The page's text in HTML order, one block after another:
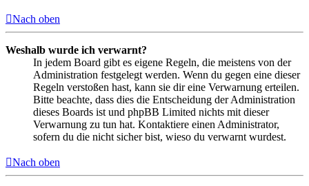
Nach oben
Weshalb wurde ich verwarnt?
In jedem Board gibt es eigene Regeln, die meistens von der
Administration festgelegt werden. Wenn du gegen eine dieser
Regeln verstoßen hast, kann sie dir eine Verwarnung erteilen.
Bitte beachte, dass dies die Entscheidung der Administration
dieses Boards ist und phpBB Limited nichts mit dieser
Verwarnung zu tun hat. Kontaktiere einen Administrator,
sofern du die nicht sicher bist, wieso du verwarnt wurdest.
Nach oben